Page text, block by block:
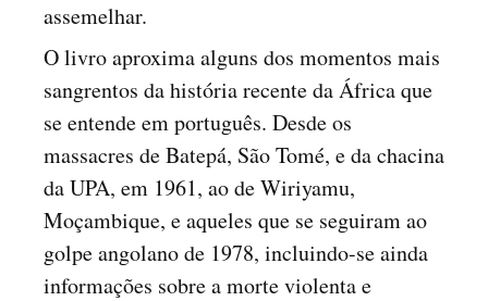
assemelhar.
O livro aproxima alguns dos momentos mais
sangrentos da história recente da África que
se entende em português. Desde os
massacres de Batepá, São Tomé, e da chacina
da UPA, em 1961, ao de Wiriyamu,
Moçambique, e aqueles que se seguiram ao
golpe angolano de 1978, incluindo-se ainda
informações sobre a morte violenta e